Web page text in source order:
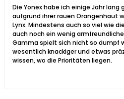
Die Yonex habe ich einige Jahr lang
aufgrund ihrer rauen Orangenhaut
Lynx. Mindestens auch so viel wie
auch noch ein wenig
Gamma spielt sich nicht so dumpf
wesentlich knackiger und etwas
wissen, wo die Prioritäten liegen.